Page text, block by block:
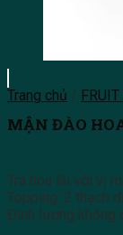
Trang chủ /
MẬN ĐÀO
Trà hoa lài với vị
Topping: 2 thạch
Định lượng không